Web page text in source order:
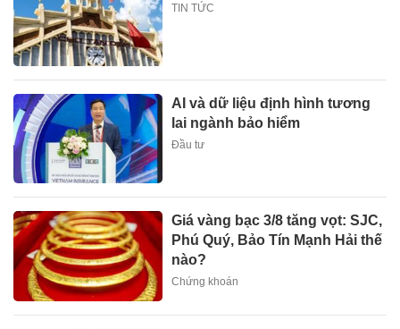
TIN TỨC
AI và dữ liệu định hình tương
lai ngành bảo hiểm
Đầu tư
Giá vàng bạc 3/8 tăng vọt: SJC,
Phú Quý, Bảo Tín Mạnh Hải thế
nào?
Chứng khoán